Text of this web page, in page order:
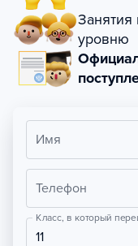
Занятия
уровню
Имя
Телефон
Класс, в который
11